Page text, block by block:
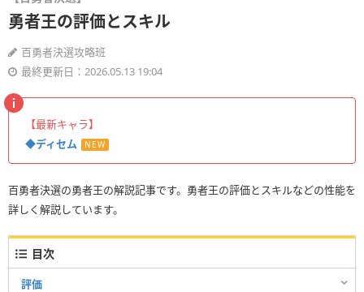
勇者王の評価とスキル
百勇者決選攻略班
最終更新日：2026.05.13 19:04
【最新キャラ】
◆ディセム
NEW
百勇者決選の勇者王の解説記事です。勇者王の評価とスキルなどの性能を
詳しく解説しています。
目次
評価